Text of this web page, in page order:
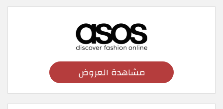
مشاهدة العروض